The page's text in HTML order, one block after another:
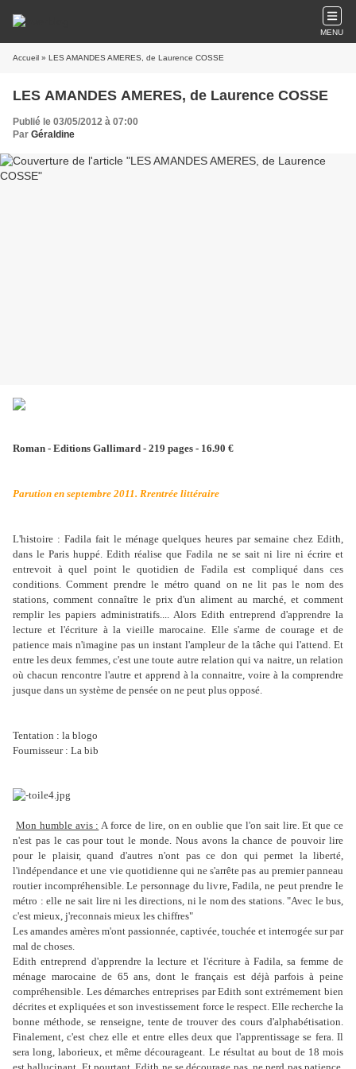
MENU
Accueil » LES AMANDES AMERES, de Laurence COSSE
LES AMANDES AMERES, de Laurence COSSE
Publié le 03/05/2012 à 07:00
Par Géraldine
Roman - Editions Gallimard - 219 pages - 16.90 €
Parution en septembre 2011. Rrentrée littéraire
L'histoire : Fadila fait le ménage quelques heures par semaine chez Edith,
dans le Paris huppé. Edith réalise que Fadila ne se sait ni lire ni écrire et
entrevoit à quel point le quotidien de Fadila est compliqué dans ces
conditions. Comment prendre le métro quand on ne lit pas le nom des
stations, comment connaître le prix d'un aliment au marché, et comment
remplir les papiers administratifs.... Alors Edith entreprend d'apprendre la
lecture et l'écriture à la vieille marocaine. Elle s'arme de courage et de
patience mais n'imagine pas un instant l'ampleur de la tâche qui l'attend. Et
entre les deux femmes, c'est une toute autre relation qui va naitre, un relation
où chacun rencontre l'autre et apprend à la connaitre, voire à la comprendre
jusque dans un système de pensée on ne peut plus opposé.
Tentation : la blogo
Fournisseur : La bib
Mon humble avis : A force de lire, on en oublie que l'on sait lire. Et que ce
n'est pas le cas pour tout le monde. Nous avons la chance de pouvoir lire
pour le plaisir, quand d'autres n'ont pas ce don qui permet la liberté,
l'indépendance et une vie quotidienne qui ne s'arrête pas au premier panneau
routier incompréhensible. Le personnage du livre, Fadila, ne peut prendre le
métro : elle ne sait lire ni les directions, ni le nom des stations. "Avec le bus,
c'est mieux, j'reconnais mieux les chiffres"
Les amandes amères m'ont passionnée, captivée, touchée et interrogée sur par
mal de choses.
Edith entreprend d'apprendre la lecture et l'écriture à Fadila, sa femme de
ménage marocaine de 65 ans, dont le français est déjà parfois à peine
compréhensible. Les démarches entreprises par Edith sont extrémement bien
décrites et expliquées et son investissement force le respect. Elle recherche la
bonne méthode, se renseigne, tente de trouver des cours d'alphabétisation.
Finalement, c'est chez elle et entre elles deux que l'apprentissage se fera. Il
sera long, laborieux, et même décourageant. Le résultat au bout de 18 mois